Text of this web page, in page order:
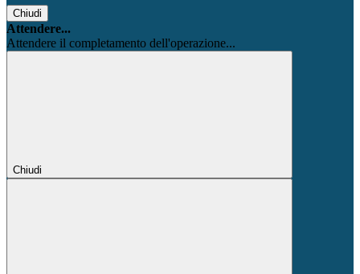
Chiudi
Attendere...
Attendere il completamento dell'operazione...
Chiudi